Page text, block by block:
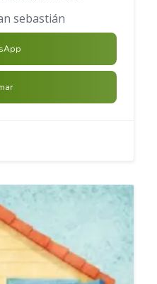
sebastián